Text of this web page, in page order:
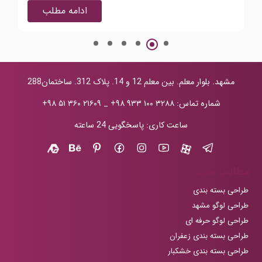
ادامه مطلب
مشهد. بلوار معلم. بین معلم 12 و 14. پلاک 312. ساختمان288
شماره تماس:+۹۸ ۹۳۳ ۱۰۰ ۳۲۸۸ _ +۹۸ ۵۱ ۳۶۰ ۲۱۶۰۹
ساعت کاری: پاسخگویی 24 ساعته
طراحی بسته بندی
طراحی لوگو مشهد
طراحی لوگو حرفه ای
طراحی بسته بندی زعفران
طراحی بسته بندی خشکبار